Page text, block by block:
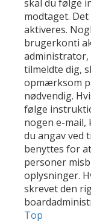
skal du følge
modtaget.
aktiveres.
brugerkonti
administrator,
tilmeldte dig,
opmærksom
nødvendig.
følge
nogen e-mail,
du angav ved
benyttes for
personer
oplysninger.
skrevet den
Top